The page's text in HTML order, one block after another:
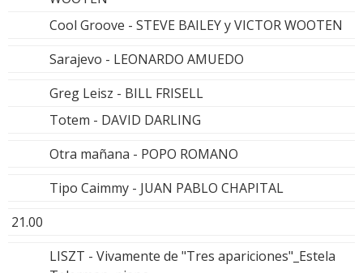
Cool Groove - STEVE BAILEY y VICTOR WOOTEN
Sarajevo - LEONARDO AMUEDO
Greg Leisz - BILL FRISELL
Totem - DAVID DARLING
Otra mañana - POPO ROMANO
Tipo Caimmy - JUAN PABLO CHAPITAL
21.00
LISZT - Vivamente de "Tres apariciones"_Estela